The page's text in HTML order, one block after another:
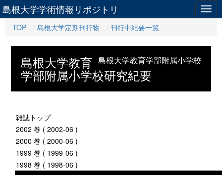
島根大学学術情報リポジトリ
TOP 島根大学定期刊行物 刊行中紀要一覧
島根大学教育学部附属小学校
島根大学教育
学部附属小学校研究紀要
雑誌トップ
2002 巻 ( 2002-06 )
2000 巻 ( 2000-06 )
1999 巻 ( 1999-06 )
1998 巻 ( 1998-06 )